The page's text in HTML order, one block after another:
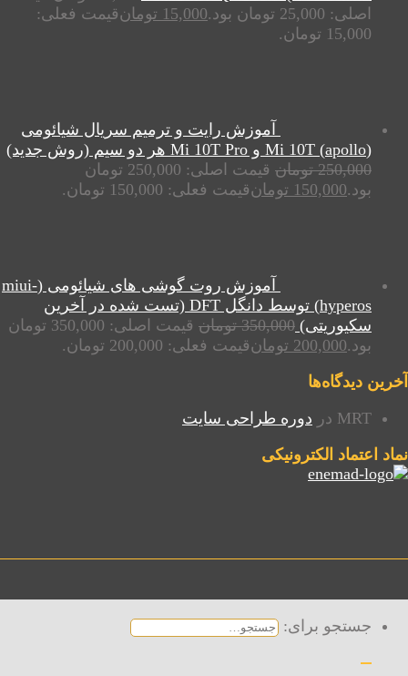
اصلی: 25,000 تومان بود.
15,000 تومانقیمت فعلی:
15,000 تومان.
آموزش رایت و ترمیم سریال شیائومی
(apollo) Mi 10T و Mi 10T Pro هر دو سیم (روش جدید)
250,000 تومان
قیمت اصلی: 250,000 تومان
بود.150,000 تومانقیمت فعلی: 150,000 تومان.
آموزش روت گوشی های شیائومی (miui-
hyperos) توسط دانگل DFT (تست شده در آخرین
سکیوریتی) 350,000 تومان
قیمت اصلی: 350,000 تومان
بود.200,000 تومانقیمت فعلی: 200,000 تومان.
آخرین دیدگاه‌ها
MRT در دوره طراحی سایت
نماد اعتماد الکترونیکی
جستجو برای: